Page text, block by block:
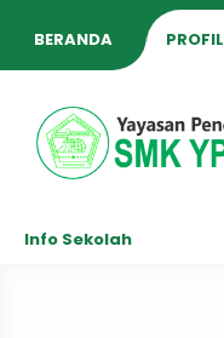
BERANDA PROFIL
Info Sekolah